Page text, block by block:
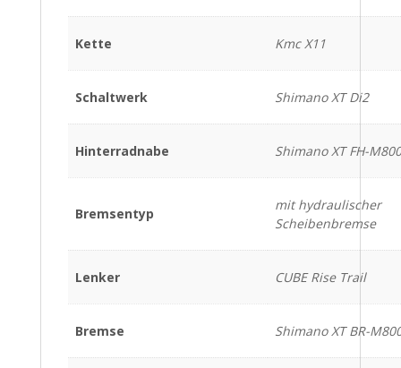
Kette Kmc X11
Schaltwerk Shimano XT Di2
Hinterradnabe Shimano XT FH-
Bremsentyp
mit hydraulischer
Scheibenbremse
Lenker CUBE Rise Trail
Bremse Shimano XT BR-